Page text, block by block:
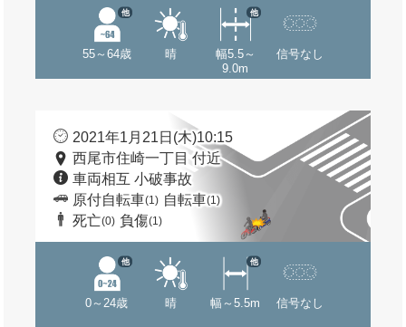
55～64歳
他
晴
幅5.5～
9.0m
他
信号なし
2021年1月21日(木)10:15
西尾市住崎一丁目 付近
車両相互 小破事故
原付自転車(1) 自転車(1)
死亡(0) 負傷(1)
0～24歳
他
晴 幅～5.5m
他
信号なし